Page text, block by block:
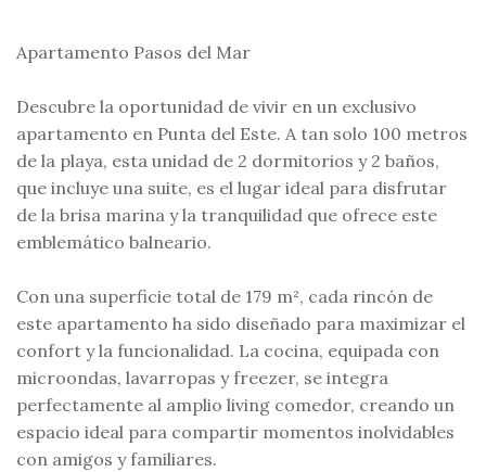
Apartamento Pasos del Mar
Descubre la oportunidad de vivir en un exclusivo
apartamento en Punta del Este. A tan solo 100 metros
de la playa, esta unidad de 2 dormitorios y 2 baños,
que incluye una suite, es el lugar ideal para disfrutar
de la brisa marina y la tranquilidad que ofrece este
emblemático balneario.
Con una superficie total de 179 m², cada rincón de
este apartamento ha sido diseñado para maximizar el
confort y la funcionalidad. La cocina, equipada con
microondas, lavarropas y freezer, se integra
perfectamente al amplio living comedor, creando un
espacio ideal para compartir momentos inolvidables
con amigos y familiares.